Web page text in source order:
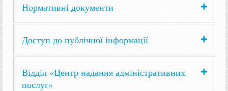
Нормативні документи
Доступ до публічної інформації
Відділ «Центр надання адміністративних
послуг»